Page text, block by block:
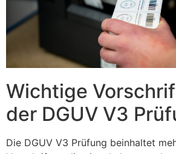
Wichtige
der DGUV V3
Die DGUV V3 Prüfung beinhaltet